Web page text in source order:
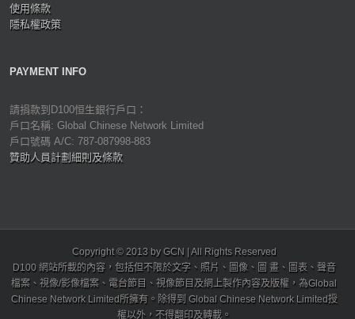
使用條款
隱私權政策
PAYMENT INFO
請捐款到D100恒生銀行戶口：
戶口名稱: Global Chinese Network Limited
戶口號碼 A/C: 787-087998-883
贊助人員計劃細則及條款
Copyright © 2013 by GCN | All Rights Reserved
D100 網站所載的內容，包括但不限於文字、照片、圖像、圖 畫、圖表、聲音
檔案、視像/影像檔案、電台節目、視像節目及網上製作內容及版權，為Global
Chinese Network Limited所擁有。除得到 Global Chinese Network Limited授
權以外，不得翻印及轉載。